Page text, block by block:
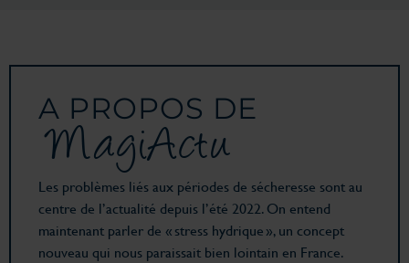
A PROPOS DE
MagiActu
Les problèmes liés aux périodes de sécheresse sont au
centre de l’actualité depuis l’été 2022. On entend
maintenant parler de « stress hydrique », un concept
nouveau qui nous paraissait bien lointain en France.